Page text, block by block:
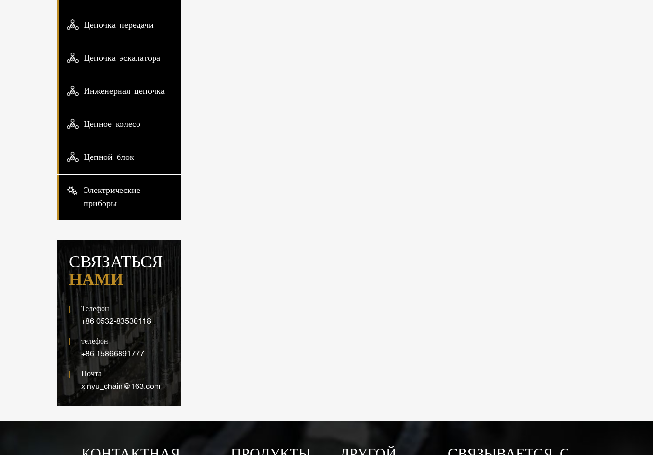
Цепочка передачи
Цепочка эскалатора
Инженерная цепочка
Цепное колесо
Цепной блок
Электрические
приборы
СВЯЗАТЬСЯ
НАМИ
Телефон
+86 0532-83530118
телефон
+86 15866891777
Почта
xinyu_chain@163.com